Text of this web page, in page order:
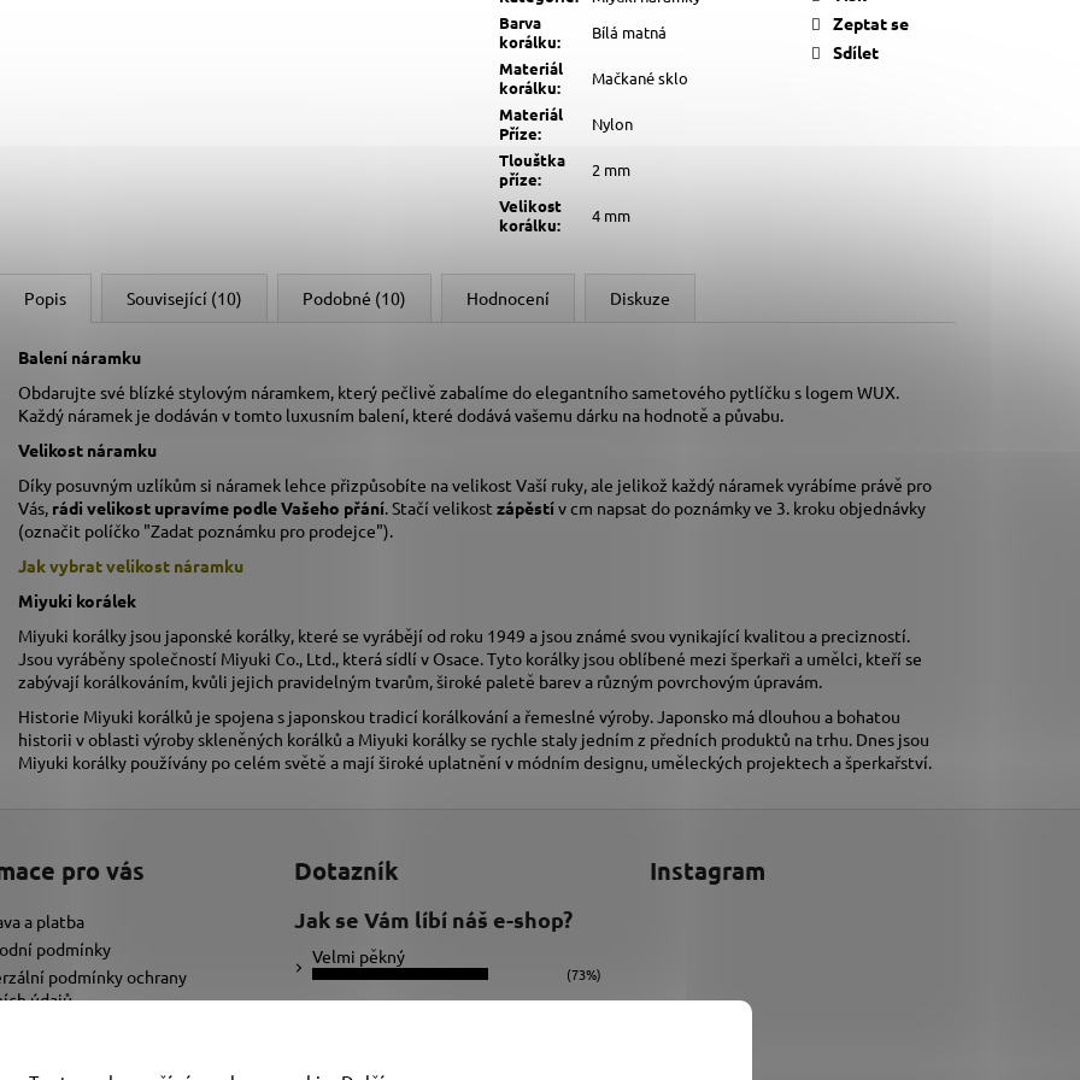
Barva
korálku:
Bílá matná
Materiál
korálku:
Mačkané sklo
Materiál
Příze:
Nylon
Tlouštka
příze:
2 mm
Velikost
korálku: 4 mm
Zeptat se
Sdílet
Popis Související (10) Podobné (10) Hodnocení Diskuze
Balení náramku
Obdarujte své blízké stylovým náramkem, který pečlivě zabalíme do elegantního sametového pytlíčku s logem WUX.
Každý náramek je dodáván v tomto luxusním balení, které dodává vašemu dárku na hodnotě a půvabu.
Velikost náramku
Díky posuvným uzlíkům si náramek lehce přizpůsobíte na velikost Vaší ruky, ale jelikož každý náramek vyrábíme právě pro
Vás, rádi velikost upravíme podle Vašeho přání . Stačí velikost zápěstív cm napsat do poznámky ve 3. kroku objednávky
(označit políčko "Zadat poznámku pro prodejce").
Jak vybrat velikost náramku
Miyuki korálek
Miyuki korálky jsou japonské korálky, které se vyrábějí od roku 1949 a jsou známé svou vynikající kvalitou a precizností.
Jsou vyráběny společností Miyuki Co., Ltd., která sídlí v Osace. Tyto korálky jsou oblíbené mezi šperkaři a umělci, kteří se
zabývají korálkováním, kvůli jejich pravidelným tvarům, široké paletě barev a různým povrchovým úpravám.
Historie Miyuki korálků je spojena s japonskou tradicí korálkování a řemeslné výroby. Japonsko má dlouhou a bohatou
historii v oblasti výroby skleněných korálků a Miyuki korálky se rychle staly jedním z předních produktů na trhu. Dnes jsou
Miyuki korálky používány po celém světě a mají široké uplatnění v módním designu, uměleckých projektech a šperkařství.
pro vás
a platba
podmínky
podmínky ochrany
údajů
text pro náramek
Dotazník
Jak se Vám líbí náš e-shop?
Velmi pěkný
(73%)
Ujde to
Instagram